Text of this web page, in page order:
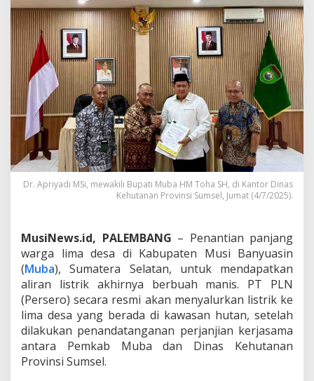
a
n
a
h
u
G
e
l
a
p
,
5
D
d
i
M
u
b
a
k
h
i
r
Dr. Apriyadi MSi, mewakili Bupati Muba HM Toha SH, di Kantor Dinas
Kehutanan Provinsi Sumsel, Jumat (4/7/2025).
MusiNews.id, PALEMBANG – Penantian panjang
warga lima desa di Kabupaten Musi Banyuasin
(Muba), Sumatera Selatan, untuk mendapatkan
aliran listrik akhirnya berbuah manis. PT PLN
(Persero) secara resmi akan menyalurkan listrik ke
lima desa yang berada di kawasan hutan, setelah
dilakukan penandatanganan perjanjian kerjasama
antara Pemkab Muba dan Dinas Kehutanan
Provinsi Sumsel.